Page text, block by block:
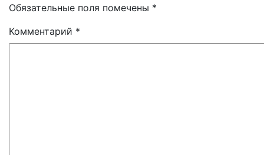
Обязательные поля помечены *
Комментарий *